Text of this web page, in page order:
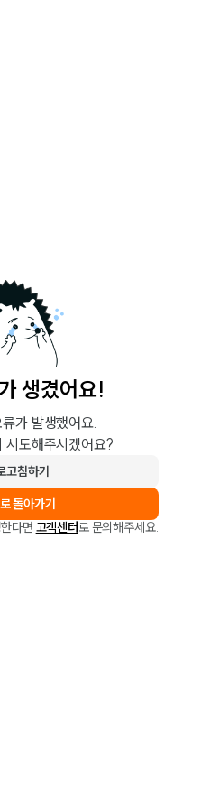
생겼어요!
가 발생했어요.
시도해주시겠어요?
고침하기
돌아가기
다면 고객센터로 문의해주세요.